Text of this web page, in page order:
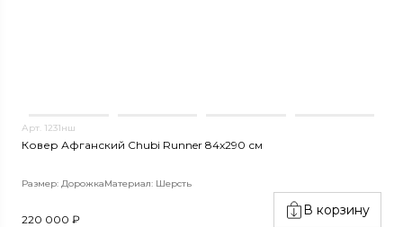
Арт. 1231нш
Ковер Афганский Chubi Runner 84x290 см
Размер: ДорожкаМатериал: Шерсть
220 000 ₽
В корзину